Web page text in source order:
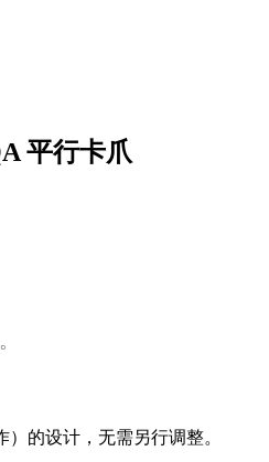
平行卡爪
的设计，无需另行调整。